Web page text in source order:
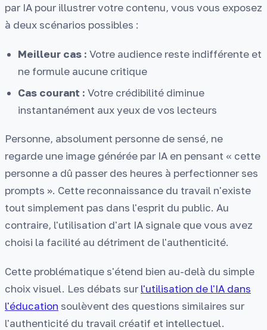
par IA pour illustrer votre contenu, vous vous exposez
à deux scénarios possibles :
Meilleur cas : Votre audience reste indifférente et
ne formule aucune critique
Cas courant : Votre crédibilité diminue
instantanément aux yeux de vos lecteurs
Personne, absolument personne de sensé, ne
regarde une image générée par IA en pensant « cette
personne a dû passer des heures à perfectionner ses
prompts ». Cette reconnaissance du travail n'existe
tout simplement pas dans l'esprit du public. Au
contraire, l'utilisation d'art IA signale que vous avez
choisi la facilité au détriment de l'authenticité.
Cette problématique s'étend bien au-delà du simple
choix visuel. Les débats sur l'utilisation de l'IA dans
l'éducation soulèvent des questions similaires sur
l'authenticité du travail créatif et intellectuel.